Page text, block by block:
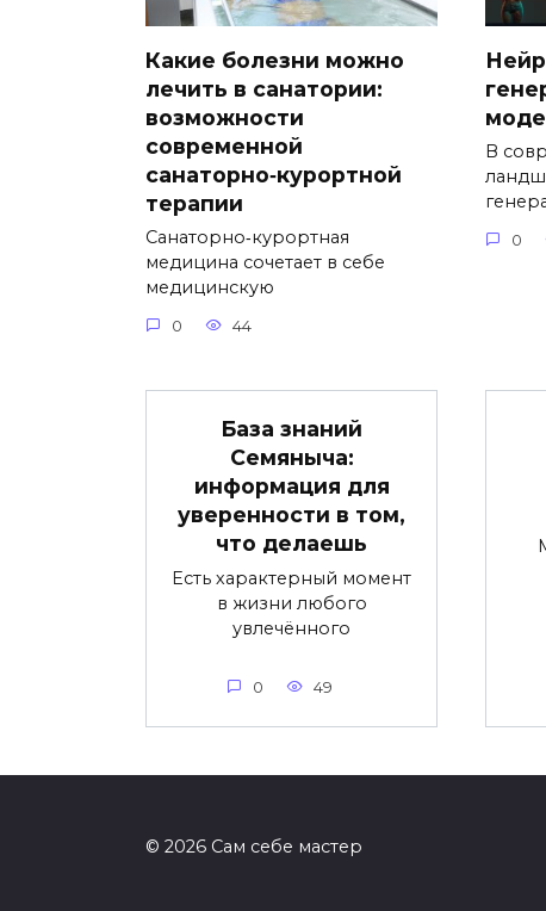
Какие болезни можно
лечить в санатории:
возможности
современной
санаторно‑курортной
терапии
Санаторно‑курортная
медицина сочетает в себе
медицинскую
0 44
В
0
База знаний
Семяныча:
информация для
уверенности в том,
что делаешь
Есть характерный момент
в жизни любого
увлечённого
0 49
© 2026 Сам себе мастер